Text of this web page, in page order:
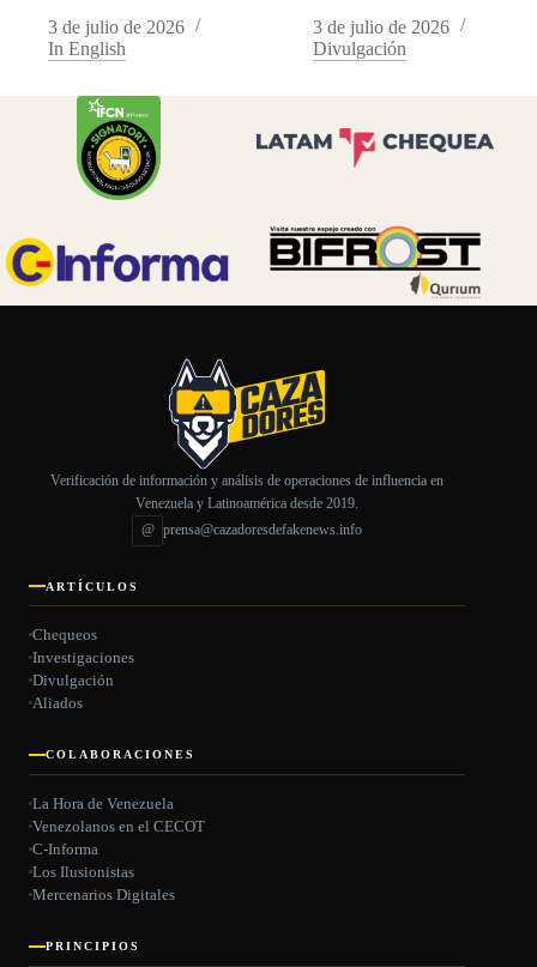
3 de julio de 2026
In English
3 de julio de 2026
Divulgación
Verificación de información y análisis de operaciones de influencia en
Venezuela y Latinoamérica desde 2019.
@ prensa@cazadoresdefakenews.info
ARTÍCULOS
Chequeos
Investigaciones
Divulgación
Aliados
COLABORACIONES
La Hora de Venezuela
Venezolanos en el CECOT
C-Informa
Los Ilusionistas
Mercenarios Digitales
PRINCIPIOS